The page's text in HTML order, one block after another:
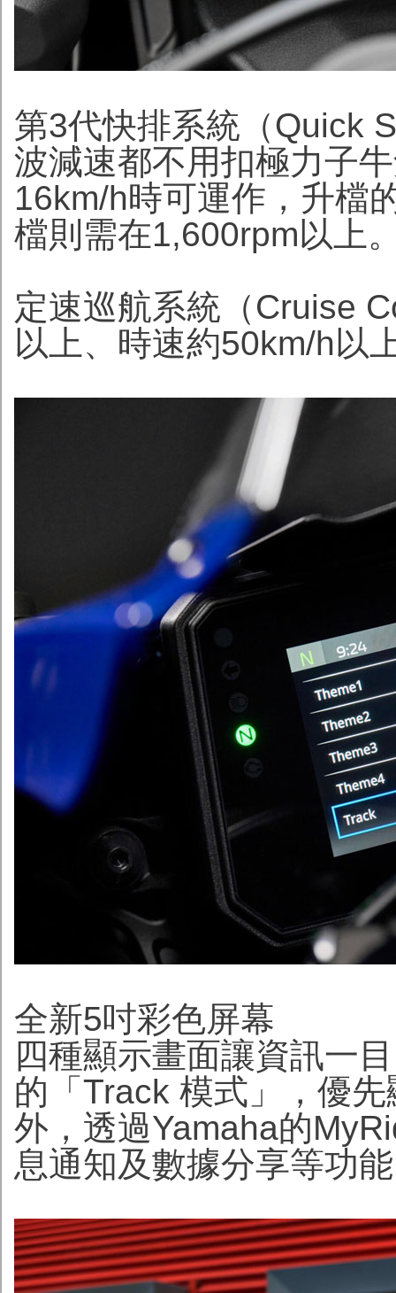
第3代快排系統（Quick
波減速都不用扣極力子
16km/h時可運作，升檔
檔則需在1,600rpm以上
定速巡航系統（Cruise
以上、時速約50km/h以
全新5吋彩色屏幕
四種顯示畫面讓資訊一
的「Track 模式」，優
外，透過Yamaha的
息通知及數據分享等功